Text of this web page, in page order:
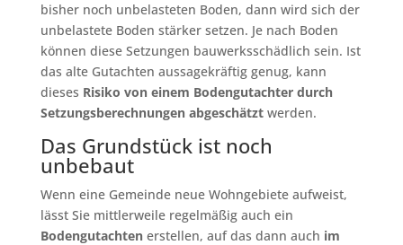
bisher noch unbelasteten Boden, dann wird sich der
unbelastete Boden stärker setzen. Je nach Boden
können diese Setzungen bauwerksschädlich sein. Ist
das alte Gutachten aussagekräftig genug, kann
dieses Risiko von einem Bodengutachter durch
Setzungsberechnungen abgeschätztwerden.
Das Grundstück ist noch
unbebaut
Wenn eine Gemeinde neue Wohngebiete aufweist,
lässt Sie mittlerweile regelmäßig auch ein
Bodengutachtenerstellen, auf das dann auch im